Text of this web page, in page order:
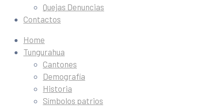
Quejas Denuncias
Contactos
Home
Tungurahua
Cantones
Demografía
Historia
Símbolos patrios